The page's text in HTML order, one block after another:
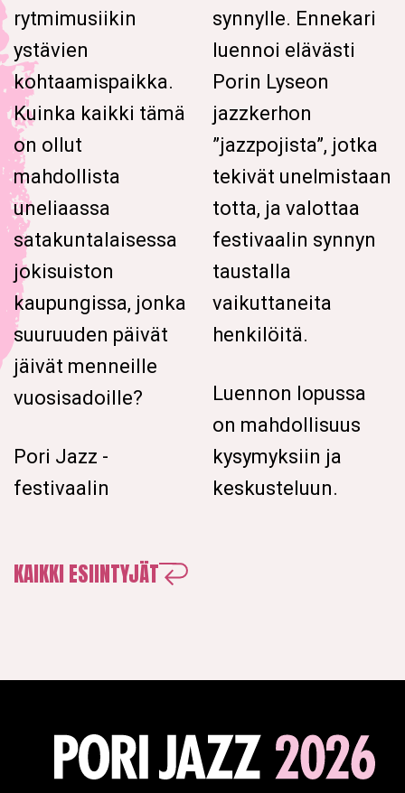
rytmimusiikin
ystävien
kohtaamispaikka.
Kuinka kaikki tämä
on ollut
mahdollista
uneliaassa
satakuntalaisessa
jokisuiston
kaupungissa, jonka
suuruuden päivät
jäivät menneille
vuosisadoille?
Pori Jazz -
festivaalin
synnylle. Ennekari
luennoi elävästi
Porin Lyseon
jazzkerhon
”jazzpojista”, jotka
tekivät unelmistaan
totta, ja valottaa
festivaalin synnyn
taustalla
vaikuttaneita
henkilöitä.
Luennon lopussa
on mahdollisuus
kysymyksiin ja
keskusteluun.
KAIKKI ESIINTYJÄT